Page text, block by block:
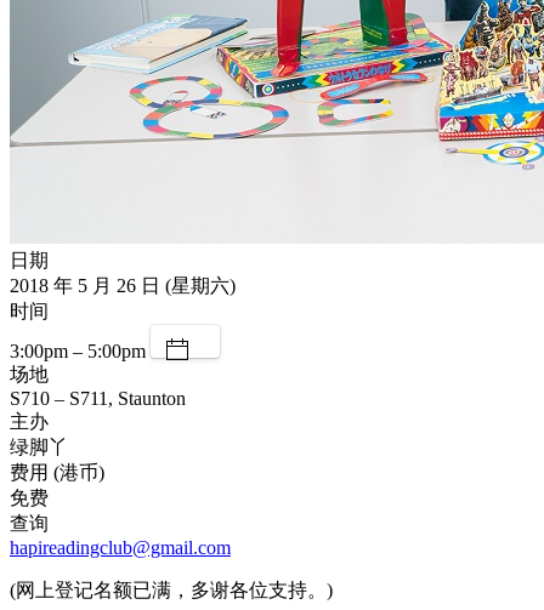
日期
2018 年 5 月 26 日 (星期六)
时间
3:00pm – 5:00pm
场地
S710 – S711, Staunton
主办
绿脚丫
费用 (港币)
免费
查询
hapireadingclub@gmail.com
(网上登记名额已满，多谢各位支持。)